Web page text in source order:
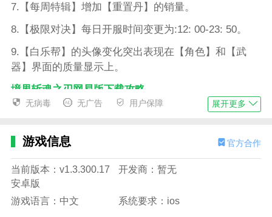
7.【每周特辑】增加【重置丹】的销量。
8.【极限对决】每日开服时间变更为:12: 00-23: 50。
9.【白乐帮】的头像变化突出表现在【角色】和【武
器】界面的质量显示上。
境界斩魂之刃网易版下载攻略
1.精致的太空场景让玩家可以在美丽的银行中谱写浪漫
2.游戏中会出现各种问题，需要玩家一边战斗一边解
决，以完成你的任务；
3、经典剧情还原，死亡粉丝队队长带路重启虚拟讨
伐！
无病毒 无广告 用户保障 展开更多
游戏信息 官方合作
当前版本：v1.3.300.17
安卓版
开发商：暂无
游戏语言：中文 系统要求：ios